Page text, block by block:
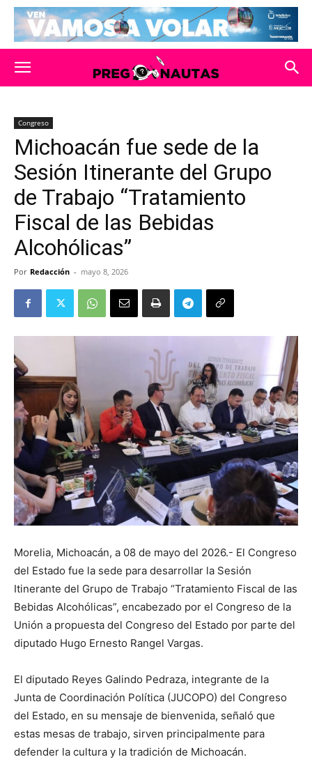
Congreso
Michoacán fue sede de la
Sesión Itinerante del Grupo
de Trabajo “Tratamiento
Fiscal de las Bebidas
Alcohólicas”
Por Redacción - mayo 8, 2026
Morelia, Michoacán, a 08 de mayo del 2026.- El Congreso
del Estado fue la sede para desarrollar la Sesión
Itinerante del Grupo de Trabajo “Tratamiento Fiscal de las
Bebidas Alcohólicas”, encabezado por el Congreso de la
Unión a propuesta del Congreso del Estado por parte del
diputado Hugo Ernesto Rangel Vargas.
El diputado Reyes Galindo Pedraza, integrante de la
Junta de Coordinación Política (JUCOPO) del Congreso
del Estado, en su mensaje de bienvenida, señaló que
estas mesas de trabajo, sirven principalmente para
defender la cultura y la tradición de Michoacán.